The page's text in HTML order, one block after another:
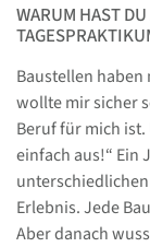
WARUM HAST
Baustellen haben
wollte mir sicher
Beruf für mich ist.
einfach aus!“ Ein
Erlebnis. Jede
Aber danach